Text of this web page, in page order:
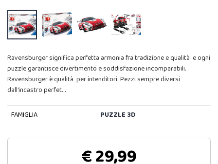
Ravensburger significa perfetta armonia fra tradizione e qualità e ogni
puzzle garantisce divertimento e soddisfazione incomparabili.
Ravensburger è qualità per intenditori: Pezzi sempre diversi
dall'incastro perfet…
FAMIGLIA PUZZLE 3D
€ 29,99